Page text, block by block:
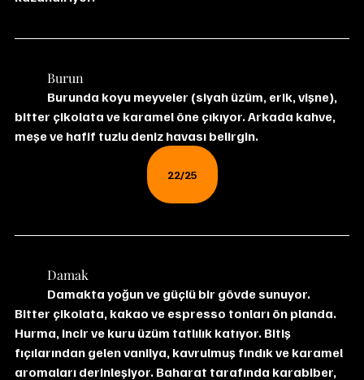
	Burun
bitter çikolata ve karamel öne çıkıyor. Arkada kahve,
meşe ve hafif tuzlu deniz havası belirgin.
22/25
	Damak
Bitter çikolata, kakao ve espresso tonları ön planda.
Hurma, incir ve kuru üzüm tatlılık katıyor. Bitiş
fıçılarından gelen vanilya, kavrulmuş fındık ve karamel
aromaları derinleşiyor. Baharat tarafında karabiber,